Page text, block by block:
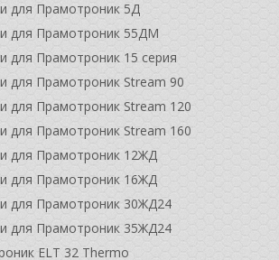
для Прамотроник 5Д
для Прамотроник 55ДМ
для Прамотроник 15 серия
для Прамотроник Stream 90
для Прамотроник Stream 120
для Прамотроник Stream 160
для Прамотроник 12ЖД
для Прамотроник 16ЖД
для Прамотроник 30ЖД24
для Прамотроник 35ЖД24
ELT 32 Thermo